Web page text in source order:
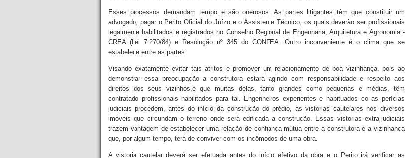
Esses processos demandam tempo e são onerosos. As partes litigantes têm que constituir um
advogado, pagar o Perito Oficial do Juízo e o Assistente Técnico, os quais deverão ser profissionais
legalmente habilitados e registrados no Conselho Regional de Engenharia, Arquitetura e Agronomia -
CREA (Lei 7.270/84) e Resolução nº 345 do CONFEA. Outro inconveniente é o clima que se
estabelece entre as partes.
Visando exatamente evitar tais atritos e promover um relacionamento de boa vizinhança, pois ao
demonstrar essa preocupação a construtora estará agindo com responsabilidade e respeito aos
direitos dos seus vizinhos,é que muitas delas, tanto grandes como pequenas e médias, têm
contratado profissionais habilitados para tal. Engenheiros experientes e habituados co as perícias
judiciais procedem, antes do início da construção do prédio, as vistorias cautelares nos diversos
imóveis que circundam o terreno onde será edificada a construção. Essas vistorias extra-judiciais
trazem vantagem de estabelecer uma relação de confiança mútua entre a construtora e a vizinhança
que, por algum tempo, terá de conviver com os incômodos de uma obra.
A vistoria cautelar deverá ser efetuada antes do início efetivo da obra e o Perito irá verificar as